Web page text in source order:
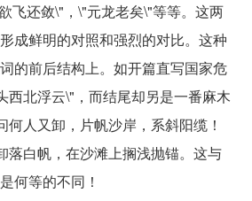
飞还敛\"，\"元龙老矣\"等等。这两
成鲜明的对照和强烈的对比。这种
的前后结构上。如开篇直写国家危
西北浮云\"，而结尾却另是一番麻木
人又卸，片帆沙岸，系斜阳缆！
落白帆，在沙滩上搁浅抛锚。这与
何等的不同！